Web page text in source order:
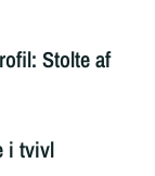
Stolte af
i tvivl